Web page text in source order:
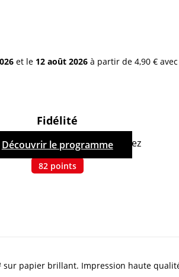
et le 12 août 2026à partir de 4,90 €
Fidélité
ce produit, vous cumulez
82 points
Découvrir le programme
sur papier brillant. Impression haute